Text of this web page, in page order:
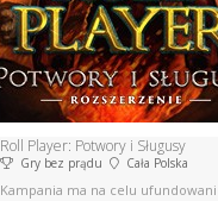
Roll Player: Potwory i Sługusy
Gry bez prądu Cała Polska
Kampania ma na celu